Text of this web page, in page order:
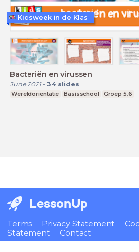
Bacteriën en virussen
June 2021- 34 slides
Wereldoriëntatie Basisschool Groep 5,6
Kidsweek in de Klas
LessonUp
Terms Privacy Statement
Statement
Contact